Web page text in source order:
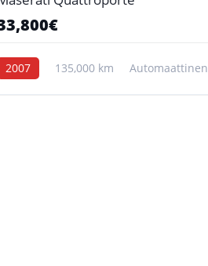
2007 135,000 km Automaattinen